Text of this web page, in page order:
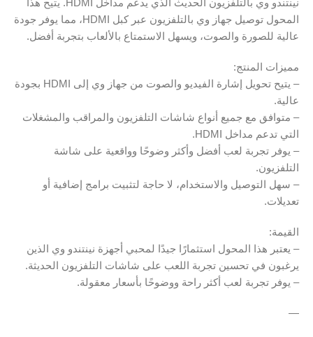
نينتندو وي بالتلفزيون الحديث الذي يدعم مداخل HDMI. يتيح هذا
المحول توصيل جهاز وي بالتلفزيون عبر كبل HDMI، مما يوفر جودة
عالية للصورة والصوت، ويسهل الاستمتاع بالألعاب بتجربة أفضل.
مميزات المنتج:
– يتيح تحويل إشارة الفيديو والصوت من جهاز وي إلى HDMI بجودة
عالية.
– متوافق مع جميع أنواع شاشات التلفزيون والمراقب والمشغلات
التي تدعم مداخل HDMI.
– يوفر تجربة لعب أفضل وأكثر وضوحًا وواقعية على شاشة
التلفزيون.
– سهل التوصيل والاستخدام، لا حاجة لتثبيت برامج إضافية أو
تعديلات.
القيمة:
– يعتبر هذا المحول استثمارًا جيدًا لمحبي أجهزة نينتندو وي الذين
يرغبون في تحسين تجربة اللعب على شاشات التلفزيون الحديثة.
– يوفر تجربة لعب أكثر راحة ووضوحًا بأسعار معقولة.
—